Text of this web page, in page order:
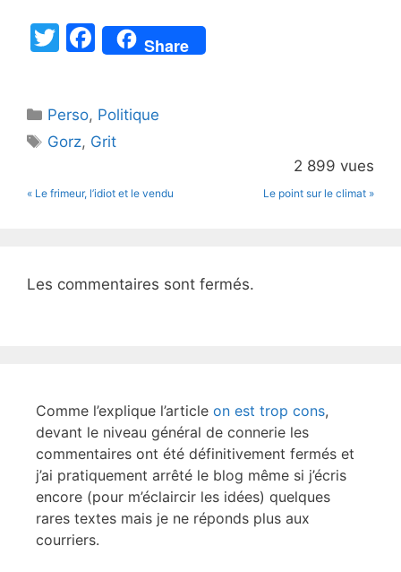
T
er
F
a
e
b
o
Share
Catégories
Perso, Politique
Étiquettes
Gorz, Grit
2 899 vues
« Le frimeur, l’idiot et le vendu Le point sur le climat »
Les commentaires sont fermés.
Comme l’explique l’article on est trop cons,
devant le niveau général de connerie les
commentaires ont été définitivement fermés et
j’ai pratiquement arrêté le blog même si j’écris
encore (pour m’éclaircir les idées) quelques
rares textes mais je ne réponds plus aux
courriers.